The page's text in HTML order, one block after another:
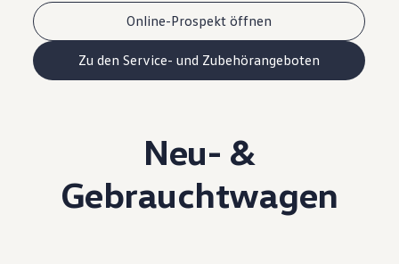
Online-Prospekt öffnen
Zu den Service- und Zubehörangeboten
Neu- &
Gebrauchtwagen